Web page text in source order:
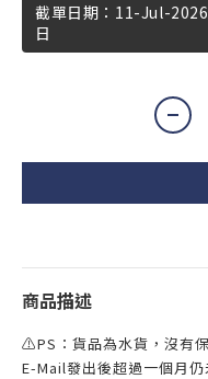
截單日期：11-Jul-
日
商品描述
⚠️PS：貨品為水貨，沒有
E-Mail發出後超過一個月